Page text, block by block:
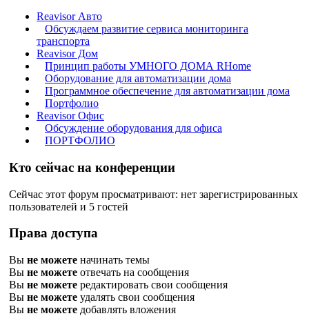
Reavisor Авто
Обсуждаем развитие сервиса мониторинга
транспорта
Reavisor Дом
Принцип работы УМНОГО ДОМА RHome
Оборудование для автоматизации дома
Программное обеспечение для автоматизации дома
Портфолио
Reavisor Офис
Обсуждение оборудования для офиса
ПОРТФОЛИО
Кто сейчас на конференции
Сейчас этот форум просматривают: нет зарегистрированных
пользователей и 5 гостей
Права доступа
Вы не можете начинать темы
Вы не можете отвечать на сообщения
Вы не можете редактировать свои сообщения
Вы не можете удалять свои сообщения
Вы не можете добавлять вложения